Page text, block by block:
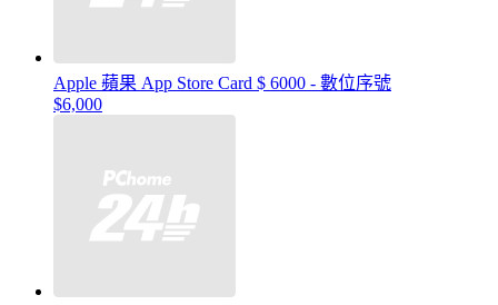
Apple 蘋果 App Store Card $ 6000 - 數位序號
$6,000